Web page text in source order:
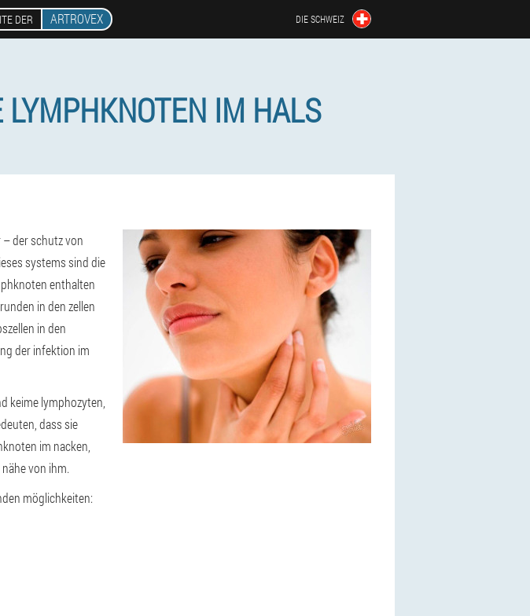
DER ARTROVEX DIE SCHWEIZ
IM HALS
der schutz von
systems sind die
enthalten
in den zellen
in den
der infektion im
keime lymphozyten,
dass sie
im nacken,
von ihm.
möglichkeiten: